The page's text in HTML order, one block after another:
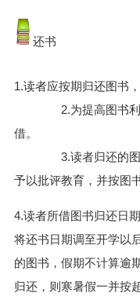
还书
1.读者应按期归还图书
2.为提高图书利用
借。
3.读者归还的图书
予以批评教育，并按图
4.读者所借图书归还日
将还书日期调至开学以
的图书，假期不计算逾
归还，则寒暑假一并按